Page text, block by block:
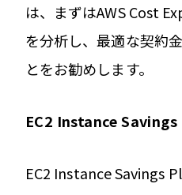
は、まずはAWS Cost
を分析し、最適な契約
とをお勧めします。
EC2 Instance Savings
EC2 Instance Savings